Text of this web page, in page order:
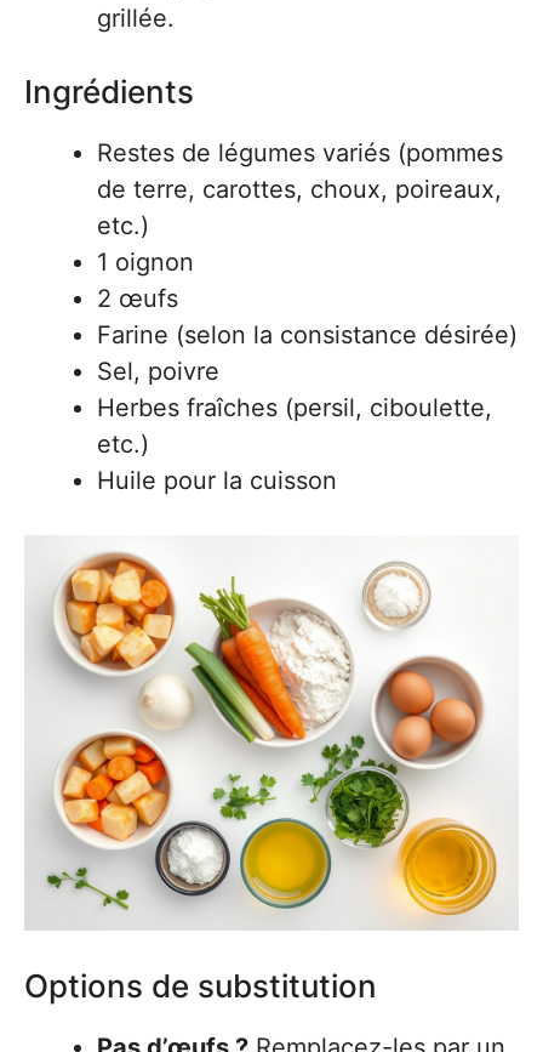
grillée.
Ingrédients
Restes de légumes variés (pommes
de terre, carottes, choux, poireaux,
etc.)
1 oignon
2 œufs
Farine (selon la consistance désirée)
Sel, poivre
Herbes fraîches (persil, ciboulette,
etc.)
Huile pour la cuisson
Options de substitution